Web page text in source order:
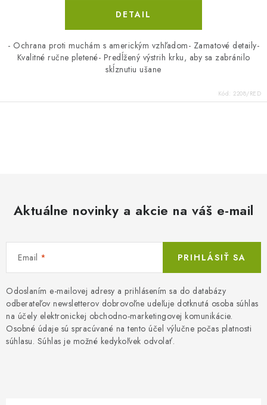
DETAIL
- Ochrana proti muchám s americkým vzhľadom- Zamatové detaily-
Kvalitné ručne pletené- Predĺžený výstrih krku, aby sa zabránilo
skĺznutiu ušane
Kód: 2208/RED
i
p
r
v
k
y
Aktuálne novinky a akcie na váš e-mail
Email
Odoslaním e-mailovej adresy a prihlásením sa do databázy
odberateľov newsletterov dobrovoľne udeľuje dotknutá osoba súhlas
na účely elektronickej obchodno-marketingovej komunikácie.
Osobné údaje sú spracúvané na tento účel výlučne počas platnosti
súhlasu. Súhlas je možné kedykoľvek odvolať.
PRIHLÁSIŤ SA